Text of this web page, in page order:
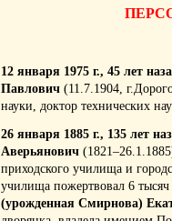
12 января 1975 г., 45 лет
Павлович (11.7.1904,
науки, доктор технических
26 января 1885 г., 135 лет
Аверьянович
приходского училища и
училища пожертвовал 6
(урожденная Смирнова)